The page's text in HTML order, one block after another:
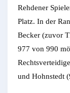
Rehdener
Platz. In der
Becker (zuvor
977 von 990
und Hohnstedt